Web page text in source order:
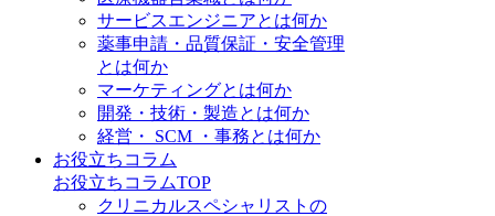
サービスエンジニアとは何か
薬事申請・品質保証・安全管理
とは何か
マーケティングとは何か
開発・技術・製造とは何か
経営・ SCM ・事務とは何か
お役立ちコラム
お役立ちコラムTOP
クリニカルスペシャリストの